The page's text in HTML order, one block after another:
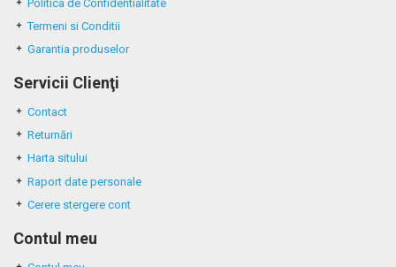
Politica de Confidentialitate
Termeni si Conditii
Garantia produselor
Servicii Clienţi
Contact
Returnări
Harta sitului
Raport date personale
Cerere stergere cont
Contul meu